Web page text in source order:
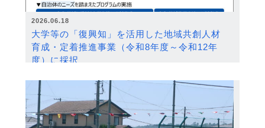
2026.06.18
大学等の「復興知」を活用した地域共創人材
育成・定着推進事業（令和8年度～令和12年
度）に採択